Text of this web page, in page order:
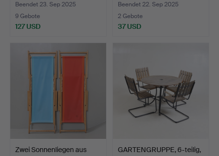
Beendet 23. Sep 2025
9 Gebote
127 USD
Beendet 22. Sep 2025
2 Gebote
37 USD
Zwei Sonnenliegen aus
GARTENGRUPPE, 6-teilig,